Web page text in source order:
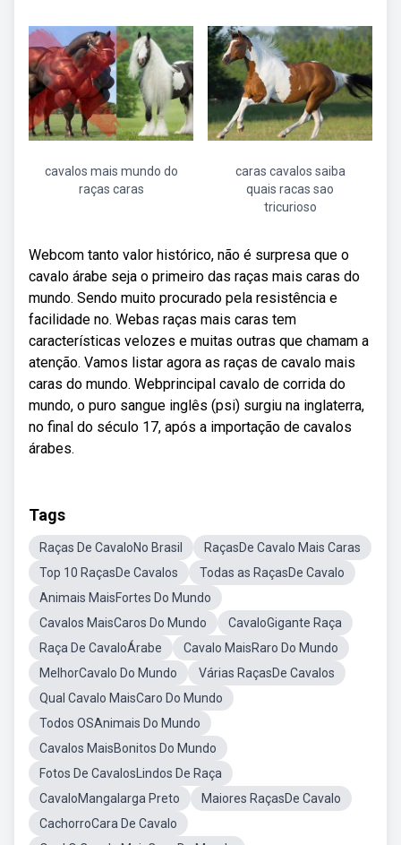
cavalos mais mundo do
raças caras
caras cavalos saiba
quais racas sao
tricurioso
Webcom tanto valor histórico, não é surpresa que o
cavalo árabe seja o primeiro das raças mais caras do
mundo. Sendo muito procurado pela resistência e
facilidade no. Webas raças mais caras tem
características velozes e muitas outras que chamam a
atenção. Vamos listar agora as raças de cavalo mais
caras do mundo. Webprincipal cavalo de corrida do
mundo, o puro sangue inglês (psi) surgiu na inglaterra,
no final do século 17, após a importação de cavalos
árabes.
Tags
Raças De CavaloNo Brasil
RaçasDe Cavalo Mais Caras
Top 10 RaçasDe Cavalos
Todas as RaçasDe Cavalo
Animais MaisFortes Do Mundo
Cavalos MaisCaros Do Mundo
CavaloGigante Raça
Raça De CavaloÁrabe
Cavalo MaisRaro Do Mundo
MelhorCavalo Do Mundo
Várias RaçasDe Cavalos
Qual Cavalo MaisCaro Do Mundo
Todos OSAnimais Do Mundo
Cavalos MaisBonitos Do Mundo
Fotos De CavalosLindos De Raça
CavaloMangalarga Preto
Maiores RaçasDe Cavalo
CachorroCara De Cavalo